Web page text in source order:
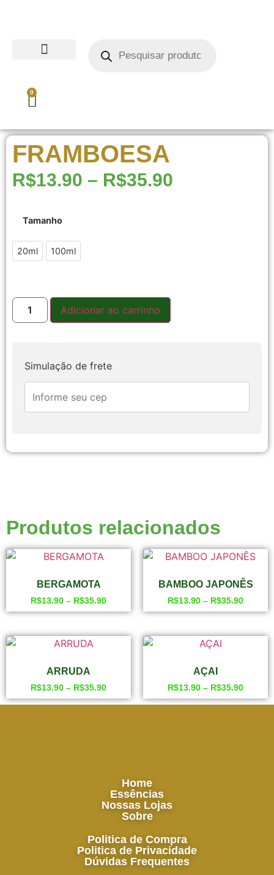
0
FRAMBOESA
R$13.90 – R$35.90
Tamanho
20ml
20ml 100ml
Adicionar ao carrinho
Simulação de frete
Produtos relacionados
BERGAMOTA
R$13.90 – R$35.90
BAMBOO JAPONÊS
R$13.90 – R$35.90
ARRUDA
R$13.90 – R$35.90
AÇAI
R$13.90 – R$35.90
Home
Essências
Nossas Lojas
Sobre
Politica de Compra
Politica de Privacidade
Dúvidas Frequentes